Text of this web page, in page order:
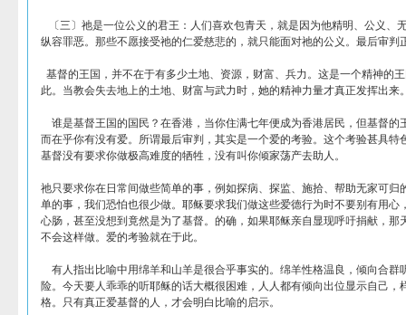
〔三〕祂是一位公义的君王：人们喜欢包青天，就是因为他精明、公义、
纵容罪恶。那些不愿接受祂的仁爱慈悲的，就只能面对祂的公义。最后审判
基督的王国，并不在于有多少土地、资源，财富、兵力。这是一个精神的
此。当教会失去地上的土地、财富与武力时，她的精神力量才真正发挥出来
谁是基督王国的国民？在香港，当你住满七年便成为香港居民，但基督的
而在乎你有没有爱。所谓最后审判，其实是一个爱的考验。这个考验甚具特
基督没有要求你做极高难度的牺牲，没有叫你倾家荡产去助人。
祂只要求你在日常间做些简单的事，例如探病、探监、施拾、帮助无家可归
单的事，我们恐怕也很少做。耶稣要求我们做这些爱德行为时不要别有用心
心肠，甚至没想到竟然是为了基督。的确，如果耶稣亲自显现呼吁捐献，那
不会这样做。爱的考验就在于此。
有人指出比喻中用绵羊和山羊是很合乎事实的。绵羊性格温良，倾向合群
险。今天要人乖乖的听耶稣的话大概很困难，人人都有倾向出位显示自己，
格。只有真正爱基督的人，才会明白比喻的启示。